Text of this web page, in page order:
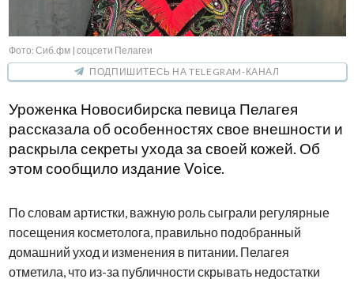
Фото: Сиб.фм | соцсети Пелагеи
ПОДПИШИТЕСЬ НА TELEGRAM-КАНАЛ
Уроженка Новосибирска певица Пелагея
рассказала об особенностях свое внешности и
раскрыла секреты ухода за своей кожей. Об
этом сообщило издание Voice.
По словам артистки, важную роль сыграли регулярные
посещения косметолога, правильно подобранный
домашний уход и изменения в питании. Пелагея
отметила, что из-за публичности скрывать недостатки